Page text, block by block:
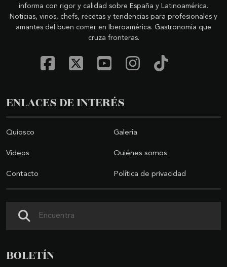
informa con rigor y calidad sobre España y Latinoamérica.
Noticias, vinos, chefs, recetas y tendencias para profesionales y
amantes del buen comer en Iberoamérica. Gastronomía que
cruza fronteras.
ENLACES DE INTERÉS
Quiosco Galería
Videos Quiénes somos
Contacto Política de privacidad
BOLETÍN